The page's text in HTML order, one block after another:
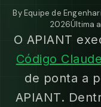
ByEquipe de
2026Última
O APIANT
Código Claude
de ponta a
APIANT.